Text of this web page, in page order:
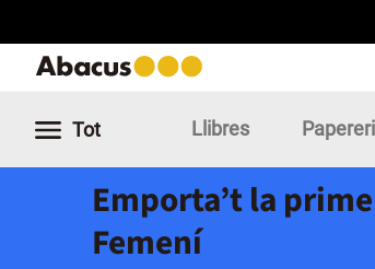
Tot Llibres
Emporta’t la
Femení